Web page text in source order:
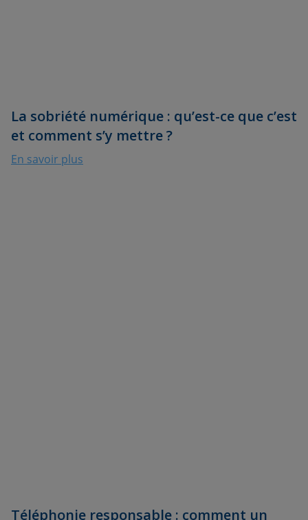
La sobriété numérique : qu’est-ce que c’est
et comment s’y mettre ?
En savoir plus
Téléphonie responsable : comment un